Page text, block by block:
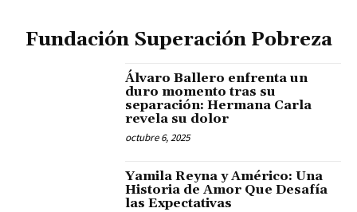
Fundación Superación Pobreza
Álvaro Ballero enfrenta un
duro momento tras su
separación: Hermana Carla
revela su dolor
octubre 6, 2025
Yamila Reyna y Américo: Una
Historia de Amor Que Desafía
las Expectativas